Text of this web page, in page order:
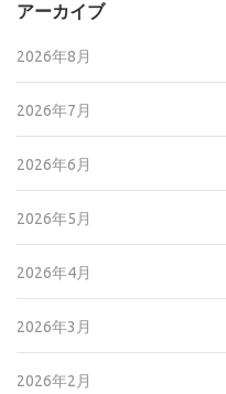
アーカイブ
2026年8月
2026年7月
2026年6月
2026年5月
2026年4月
2026年3月
2026年2月